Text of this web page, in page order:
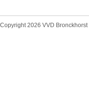
Copyright 2026 VVD Bronckhorst |